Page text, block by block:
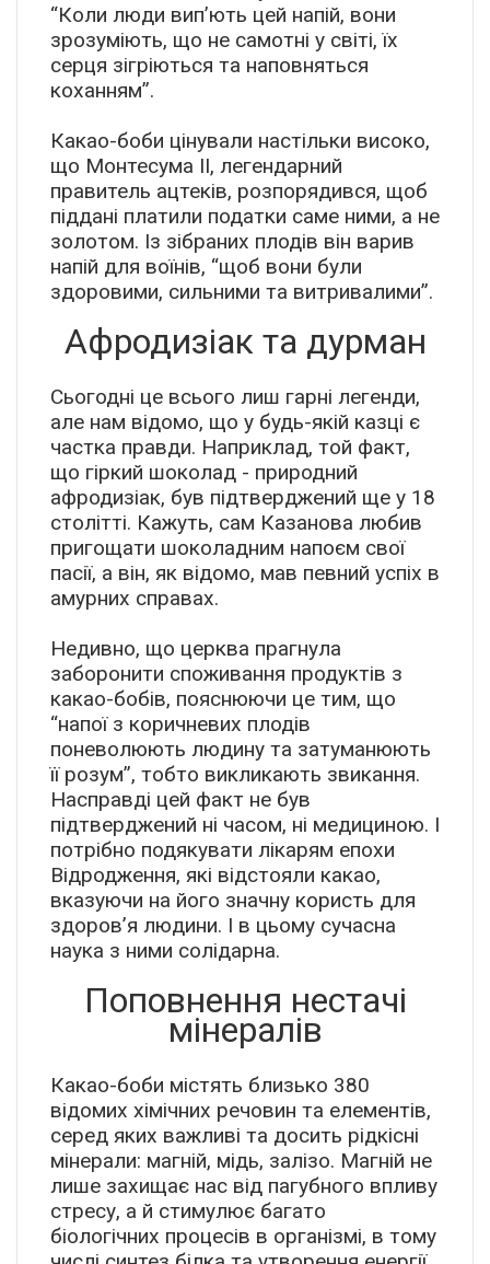
“Коли люди вип’ють цей напій, вони
зрозуміють, що не самотні у світі, їх
серця зігріються та наповняться
коханням”.
Какао-боби цінували настільки високо,
що Монтесума II, легендарний
правитель ацтеків, розпорядився, щоб
піддані платили податки саме ними, а не
золотом. Із зібраних плодів він варив
напій для воїнів, “щоб вони були
здоровими, сильними та витривалими”.
Афродизіак та дурман
Сьогодні це всього лиш гарні легенди,
але нам відомо, що у будь-якій казці є
частка правди. Наприклад, той факт,
що гіркий шоколад - природний
афродизіак, був підтверджений ще у 18
столітті. Кажуть, сам Казанова любив
пригощати шоколадним напоєм свої
пасії, а він, як відомо, мав певний успіх в
амурних справах.
Недивно, що церква прагнула
заборонити споживання продуктів з
какао-бобів, пояснюючи це тим, що
“напої з коричневих плодів
поневолюють людину та затуманюють
її розум”, тобто викликають звикання.
Насправді цей факт не був
підтверджений ні часом, ні медициною. І
потрібно подякувати лікарям епохи
Відродження, які відстояли какао,
вказуючи на його значну користь для
здоров’я людини. І в цьому сучасна
наука з ними солідарна.
Поповнення нестачі
мінералів
Какао-боби містять близько 380
відомих хімічних речовин та елементів,
серед яких важливі та досить рідкісні
мінерали: магній, мідь, залізо. Магній не
лише захищає нас від пагубного впливу
стресу, а й стимулює багато
біологічних процесів в організмі, в тому